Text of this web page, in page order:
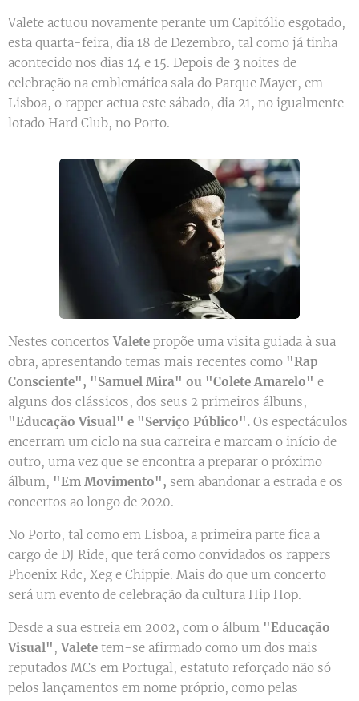
Valete actuou novamente perante um Capitólio esgotado,
esta quarta-feira, dia 18 de Dezembro, tal como já tinha
acontecido nos dias 14 e 15. Depois de 3 noites de
celebração na emblemática sala do Parque Mayer, em
Lisboa, o rapper actua este sábado, dia 21, no igualmente
lotado Hard Club, no Porto.
Nestes concertosValete propõe uma visita guiada à sua
obra, apresentando temas mais recentes como "Rap
Consciente", "Samuel Mira" ou "Colete Amarelo" e
alguns dos clássicos, dos seus 2 primeiros álbuns,
"Educação Visual" e "Serviço Público". Os espectáculos
encerram um ciclo na sua carreira e marcam o início de
outro, uma vez que se encontra a preparar o próximo
álbum, "Em Movimento", sem abandonar a estrada e os
concertos ao longo de 2020.
No Porto, tal como em Lisboa, a primeira parte fica a
cargo de DJ Ride, que terá como convidados os rappers
Phoenix Rdc, Xeg e Chippie. Mais do que um concerto
será um evento de celebração da cultura Hip Hop.
Desde a sua estreia em 2002, com o álbum "Educação
Visual" , Valete tem-se afirmado como um dos mais
reputados MCs em Portugal, estatuto reforçado não só
pelos lançamentos em nome próprio, como pelas